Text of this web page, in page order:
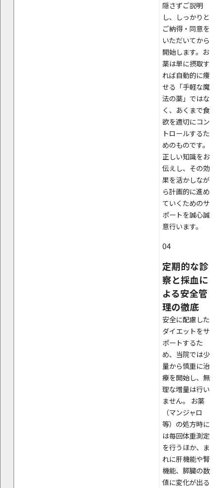
隠さずご説明
し、しっかりと
ご納得・同意を
いただいてから
開始します。お
薬は単に摂取す
れば自動的に痩
せる「手軽な魔
法の薬」ではな
く、あくまで食
欲を適切にコン
トロールするた
めのものです。
正しい知識をお
伝えし、その効
果を活かしなが
ら計画的に進め
ていくためのサ
ポートを誠心誠
意行います。
04
定期的な診
察と採血に
よる安全管
理の徹底
安全に配慮した
ダイエットをサ
ポートするた
め、当院では少
量から慎重に治
療を開始し、無
理な増量は行い
ません。 お薬
（マンジャロ
等）の処方時に
は毎回体重測定
を行うほか、ま
れに肝機能や腎
機能、膵臓の数
値に変化が出る